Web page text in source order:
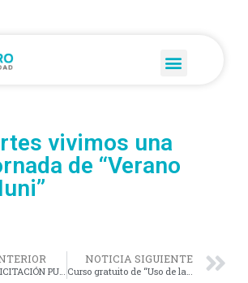
vivimos una
de “Verano
LLAMADO A LICITACIÓN PUBLICA N°2/2023
NOTICIA SIGUIENTE
Curso gratuito de “Uso de la Tecnología” para adultos mayores.